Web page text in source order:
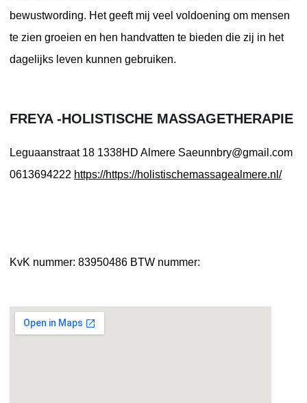
bewustwording. Het geeft mij veel voldoening om mensen
te zien groeien en hen handvatten te bieden die zij in het
dagelijks leven kunnen gebruiken.
FREYA -HOLISTISCHE MASSAGETHERAPIE
Leguaanstraat 18 1338HD Almere Saeunnbry@gmail.com
0613694222 https://https://holistischemassagealmere.nl/
KvK nummer: 83950486 BTW nummer: